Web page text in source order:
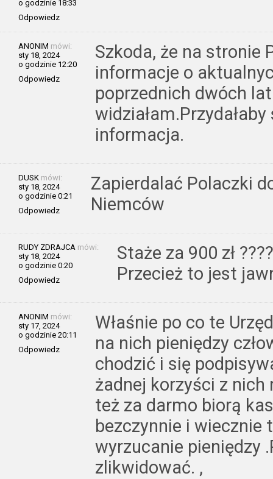
o godzinie 18:33
Odpowiedz
ANONIM mówi:
sty 18, 2024
o godzinie 12:20
Odpowiedz
Szkoda, że na stronie
informacje o
poprzednich dwóch
informacja.
DUSK mówi:
sty 18, 2024
o godzinie 0:21
Odpowiedz
Zapierdalać Polaczki
Niemców
RUDY ZDRAJCA mówi:
sty 18, 2024
o godzinie 0:20
Odpowiedz
Staże za 900 zł
Przecież to jest
ANONIM mówi:
sty 17, 2024
o godzinie 20:11
Odpowiedz
Właśnie po co te
na nich pieniędzy
chodzić i się
żadnej korzyści z nich
też za darmo biorą
bezczynnie i
wyrzucanie pieniędzy
zlikwidować. ,